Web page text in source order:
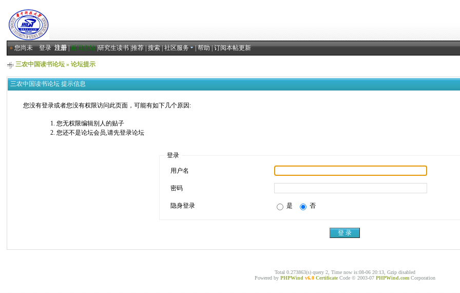
»您尚未登录 注册|返回主站|研究生读书|推荐|搜索|社区服务 |帮助|订阅本帖更新
三农中国读书论坛 » 论坛提示
三农中国读书论坛 提示信息
您没有登录或者您没有权限访问此页面，可能有如下几个原因:
您无权限编辑别人的贴子
您还不是论坛会员,请先登录论坛
登录
用户名
密码
隐身登录 是 否
Total 0.273863(s) query 2, Time now is:08-06 20:13, Gzip disabled
Powered by PHPWind v6.0 Certificate Code © 2003-07 PHPWind.com Corporation